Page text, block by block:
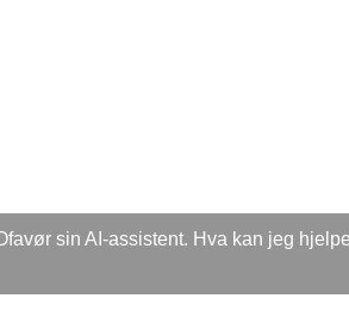
AI-assistent. Hva kan jeg hjelpe